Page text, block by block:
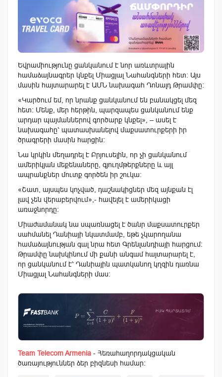
Եվրամիությունը ցանկանում է նոր առևտրային
համաձայնագրեր կնքել Միացյալ Նահանգների հետ: Այս
մասին հայտարարել է ԱՄՆ նախագահ Դոնալդ Թրամփը:
«Կարծում եմ, որ նրանք ցանկանում են բանակցել մեզ
հետ: Մենք, մեր հերթին, պարզապես ցանկանում ենք
արդար պայմաններով գործարք կնքել», – ասել է
նախագահը՝ պատասխանելով մաքսատուրքերի իր
ծրագրերի մասին հարցին:
Նա կրկին մեղադրել է Բրյուսելին, որ չի ցանկանում
ամերիկյան մեքենաները, գյուղմթերքները և այլ
ապրանքներ մուտք գործեն իր շուկա:
«Շատ, այսպես կոչված, դաշնակիցներ մեզ այնքան էլ
լավ չեն վերաբերվում»,- հավելել է ամերիկացի
առաջնորդը:
Միաժամանակ նա սպառնացել է ծանր մաքսատուրքեր
սահմանել Դանիայի նկատմամբ, եթե չկարողանա
համաձայնության գալ նրա հետ Գրենլանդիայի հարցում:
Թրամփը նախկինում մի քանի անգամ հայտարարել է,
որ ցանկանում է՝ Դանիային պատկանող կղզին դառնա
Միացյալ Նահանգների մաս:
Team Telecom Armenia - Հեռահաղորդակցական
ծառայություններ ձեր բիզնեսի համար: